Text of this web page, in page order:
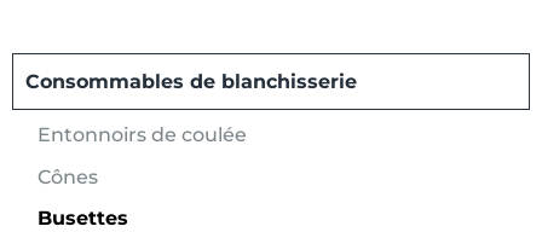
Consommables de blanchisserie
Entonnoirs de coulée
Cônes
Busettes